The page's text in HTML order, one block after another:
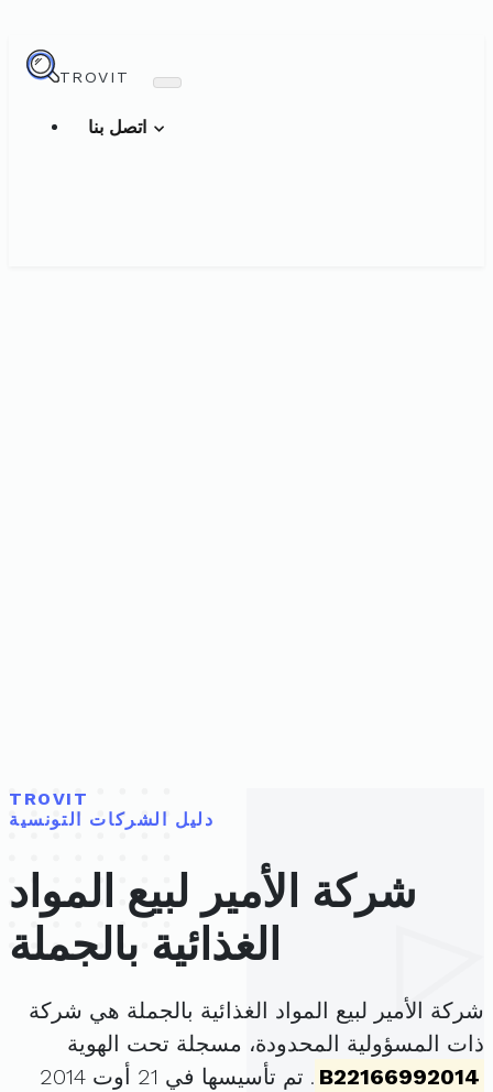
TROVIT
TROVIT
دليل الشركات التونسية
شركة الأمير لبيع المواد
الغذائية بالجملة
شركة الأمير لبيع المواد الغذائية بالجملة هي شركة
ذات المسؤولية المحدودة، مسجلة تحت الهوية
B22166992014
. تم تأسيسها في 21 أوت 2014